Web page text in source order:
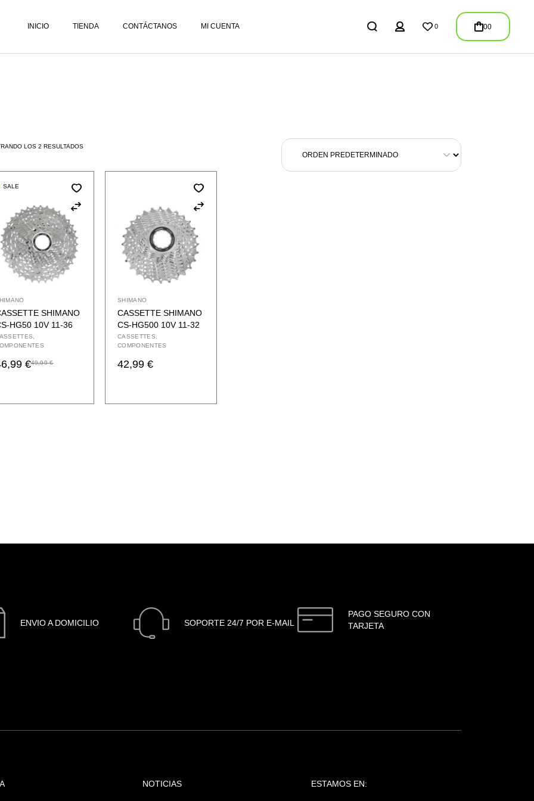
INICIO TIENDA CONTÁCTANOS MI CUENTA 0 00
LISTA DE DESEOS
LOS 2 RESULTADOS
SALE
SHIMANO
HG50 10V 11-36
49,99€
€
SHIMANO
CASSETTE SHIMANO
CS-HG500 10V 11-32
CASSETTES
COMPONENTES
42,99€
ENVIO A DOMICILIO SOPORTE 24/7 POR E-MAIL
PAGO SEGURO CON
TARJETA
NOTICIAS ESTAMOS EN: